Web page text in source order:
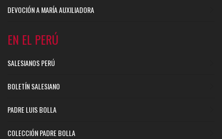
DEVOCIÓN A MARÍA AUXILIADORA
EN EL PERÚ
SALESIANOS PERÚ
BOLETÍN SALESIANO
PADRE LUIS BOLLA
COLECCIÓN PADRE BOLLA